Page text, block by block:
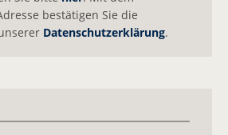
bestätigen Sie die
Datenschutzerklärung.